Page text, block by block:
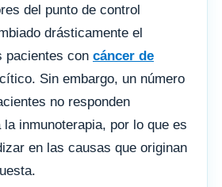
del punto de control
drásticamente el
pacientes con cáncer de
Sin embargo, un número
no responden
la inmunoterapia, por lo que es
en las causas que originan